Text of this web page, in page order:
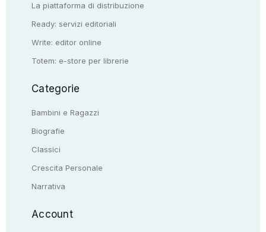
La piattaforma di distribuzione
Ready: servizi editoriali
Write: editor online
Totem: e-store per librerie
Categorie
Bambini e Ragazzi
Biografie
Classici
Crescita Personale
Narrativa
Account